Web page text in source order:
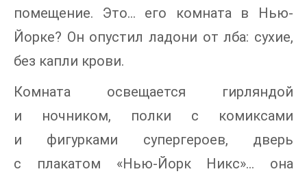
помещение. Это… его комната в Нью-
Йорке? Он опустил ладони от лба: сухие,
без капли крови.
Комната освещается гирляндой
и ночником, полки с комиксами
и фигурками супергероев, дверь
с плакатом «Нью-Йорк Никс»… она